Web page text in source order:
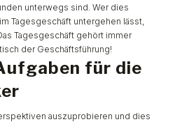
unterwegs sind. Wer dies
Tagesgeschäft untergehen lässt,
Tagesgeschäft gehört immer
der Geschäftsführung!
für die
auszuprobieren und dies